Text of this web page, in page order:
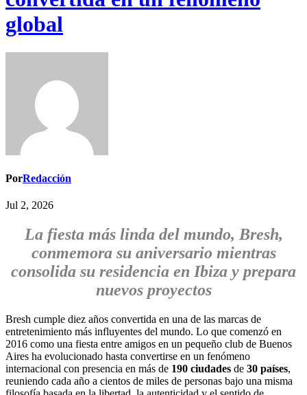
global
PorRedacción
Jul 2, 2026
La fiesta más linda del mundo, Bresh,
conmemora su aniversario mientras
consolida su residencia en Ibiza y prepara
nuevos proyectos
Bresh cumple diez años convertida en una de las marcas de
entretenimiento más influyentes del mundo. Lo que comenzó en
2016 como una fiesta entre amigos en un pequeño club de Buenos
Aires ha evolucionado hasta convertirse en un fenómeno
internacional con presencia en más de 190 ciudades de 30 países,
reuniendo cada año a cientos de miles de personas bajo una misma